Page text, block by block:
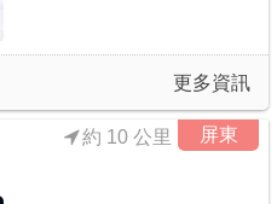
更多資訊
屏東
約 10 公里